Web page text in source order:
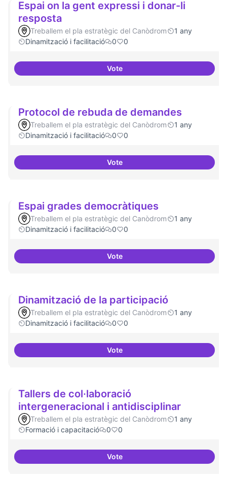
Espai on la gent expressi i donar-li
resposta
Treballem el pla estratègic del Canòdrom
1 any
Dinamització i facilitació
0 0
VoteEspai on la gent expressi i
Protocol de rebuda de demandes
Treballem el pla estratègic del Canòdrom
1 any
Dinamització i facilitació
0 0
VoteProtocol de rebuda de
Espai grades democràtiques
Treballem el pla estratègic del Canòdrom
1 any
Dinamització i facilitació
0 0
VoteEspai grades democràtiques
Dinamització de la participació
Treballem el pla estratègic del Canòdrom
1 any
Dinamització i facilitació
0 0
VoteDinamització de la participació
Tallers de col·laboració
intergeneracional i antidisciplinar
Treballem el pla estratègic del Canòdrom
1 any
Formació i capacitació
0 0
VoteTallers de col·laboració